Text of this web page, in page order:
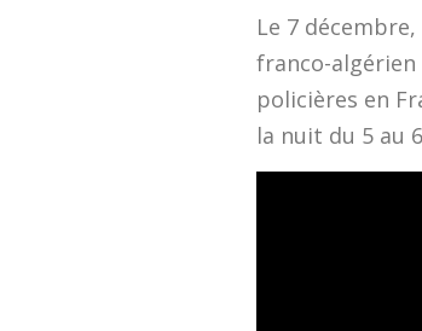
Le 7
franco-algérien
policières en
la nuit du 5 au